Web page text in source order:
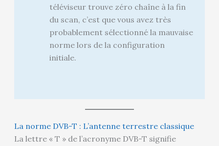
téléviseur trouve zéro chaîne à la fin
du scan, c’est que vous avez très
probablement sélectionné la mauvaise
norme lors de la configuration
initiale.
La norme DVB-T : L’antenne terrestre classique
La lettre « T » de l’acronyme DVB-T signifie